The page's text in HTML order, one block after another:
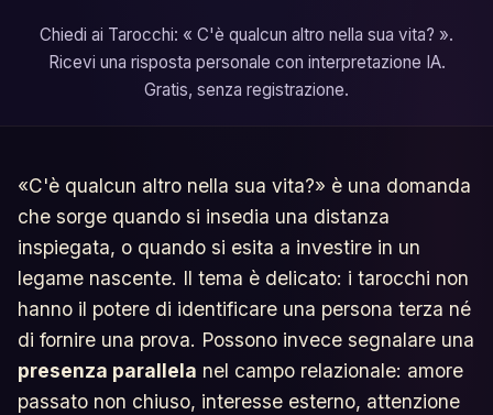
Chiedi ai Tarocchi: « C'è qualcun altro nella sua vita? ».
Ricevi una risposta personale con interpretazione IA.
Gratis, senza registrazione.
«C'è qualcun altro nella sua vita?» è una domanda
che sorge quando si insedia una distanza
inspiegata, o quando si esita a investire in un
legame nascente. Il tema è delicato: i tarocchi non
hanno il potere di identificare una persona terza né
di fornire una prova. Possono invece segnalare una
presenza parallela nel campo relazionale: amore
passato non chiuso, interesse esterno, attenzione